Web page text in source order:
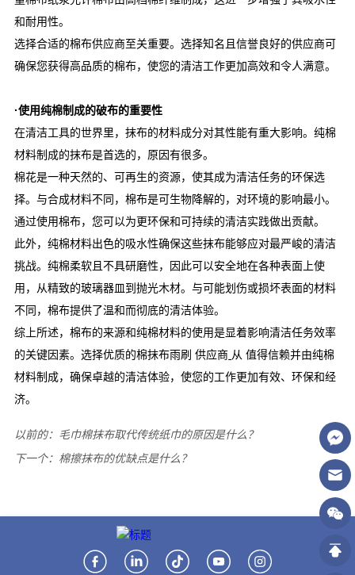
以前的： 毛巾棉抹布取代传统纸巾的原因是什么？
下一个： 棉擦抹布的优缺点是什么？